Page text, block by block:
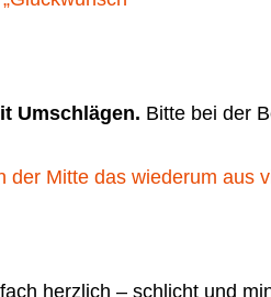
Umschlägen. Bitte bei der
herzlich – schlicht und